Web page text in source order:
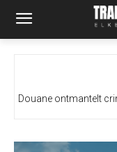
Douane ontmantelt